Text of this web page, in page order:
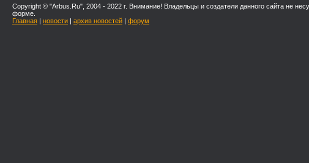
Copyright © "Arbus.Ru", 2004 - 2022 г. Внимание! Владельцы и создатели данного сайта не
форме.
Главная | новости | архив новостей | форум